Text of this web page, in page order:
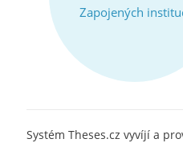
Zapojených
Systém Theses.cz vyvíjí a